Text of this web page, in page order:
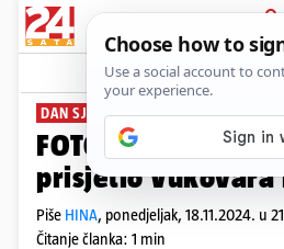
News
DAN SJEĆANJA
FOTO Split se
prisjetio Vukovara
Piše HINA, ponedjeljak, 18.11.2024. u
Čitanje članka: 1 min